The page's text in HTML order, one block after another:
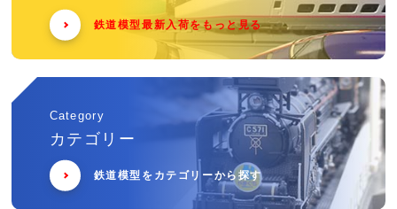
鉄道模型最新入荷をもっと見る
Category
カテゴリー
鉄道模型をカテゴリーから探す